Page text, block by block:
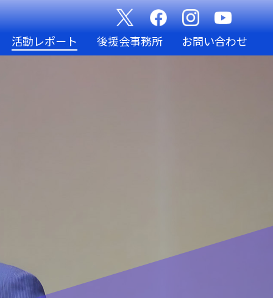
活動レポート 後援会事務所 お問い合わせ